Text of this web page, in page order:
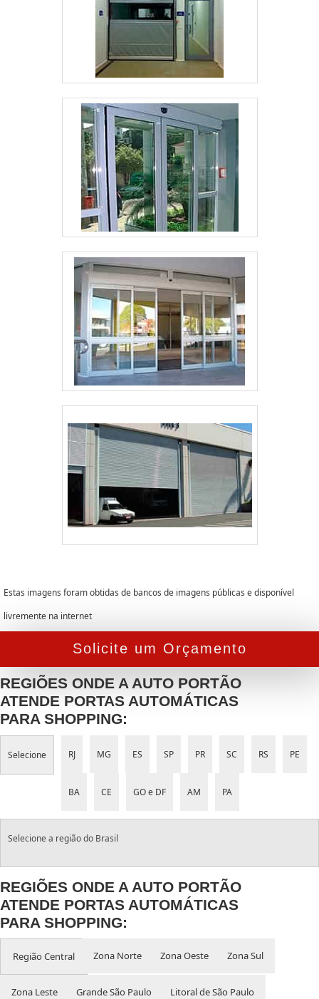
Estas imagens foram obtidas de bancos de imagens públicas e disponível
livremente na internet
Solicite um Orçamento
REGIÕES ONDE A AUTO PORTÃO
ATENDE PORTAS AUTOMÁTICAS
PARA SHOPPING:
Selecione RJ MG ES SP PR SC RS PE
BA CE GO e DF AM PA
Selecione a região do Brasil
REGIÕES ONDE A AUTO PORTÃO
ATENDE PORTAS AUTOMÁTICAS
PARA SHOPPING:
Região Central Zona Norte Zona Oeste Zona Sul
Zona Leste Grande São Paulo Litoral de São Paulo